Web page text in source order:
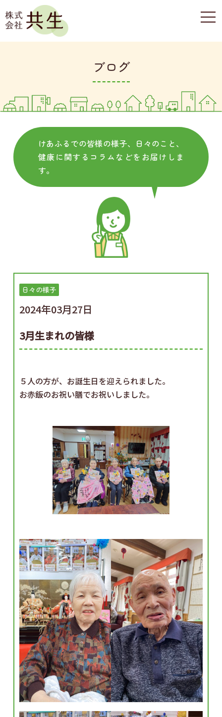
ブログ
けあふるでの皆様の様子、日々のこと、
健康に関するコラムなどをお届けしま
す。
日々の様子
2024年03月27日
3月生まれの皆様
５人の方が、お誕生日を迎えられました。
お赤飯のお祝い膳でお祝いしました。